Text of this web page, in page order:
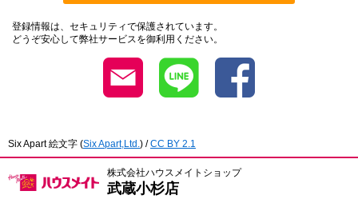
登録情報は、セキュリティで保護されています。
どうぞ安心して弊社サービスを御利用ください。
Six Apart 絵文字 (Six Apart,Ltd.) /CC BY 2.1
株式会社ハウスメイトショップ
武蔵小杉店